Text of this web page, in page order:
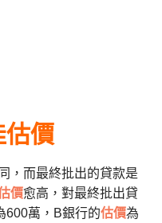
估價
，而最終批出的貸款是
價愈高，對最終批出貸
600萬，B銀行的估價為